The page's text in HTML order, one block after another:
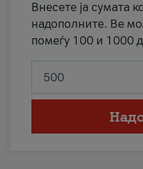
Внесете ја сумата
надополните. Ве
помеѓу 100 и 1000